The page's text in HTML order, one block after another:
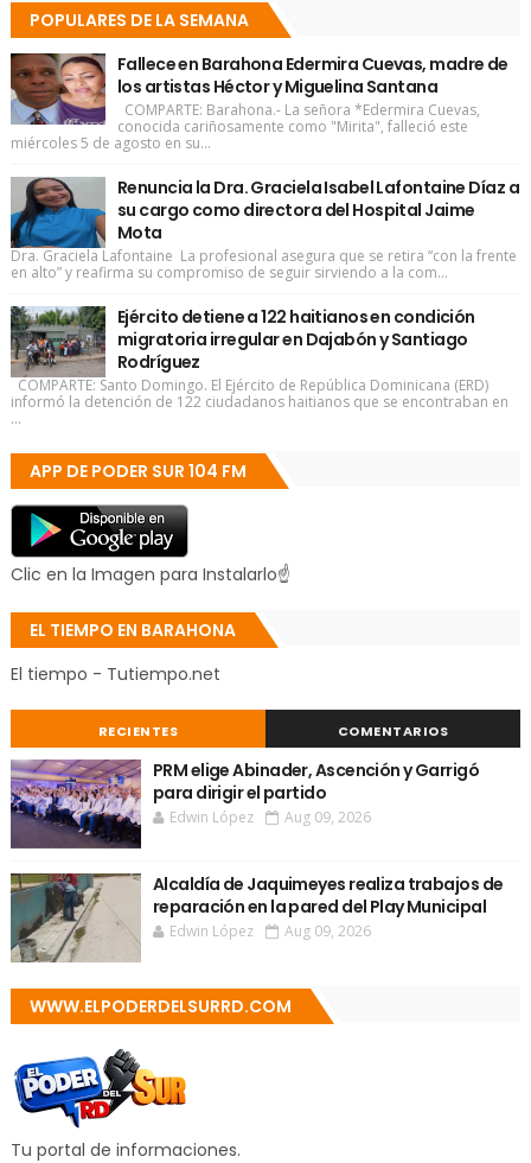
POPULARES DE LA SEMANA
Fallece en Barahona Edermira Cuevas, madre de
los artistas Héctor y Miguelina Santana
COMPARTE: Barahona.- La señora *Edermira Cuevas,
conocida cariñosamente como "Mirita", falleció este
miércoles 5 de agosto en su...
Renuncia la Dra. Graciela Isabel Lafontaine Díaz a
su cargo como directora del Hospital Jaime
Mota
Dra. Graciela Lafontaine La profesional asegura que se retira “con la frente
en alto” y reafirma su compromiso de seguir sirviendo a la com...
Ejército detiene a 122 haitianos en condición
migratoria irregular en Dajabón y Santiago
Rodríguez
COMPARTE: Santo Domingo. El Ejército de República Dominicana (ERD)
informó la detención de 122 ciudadanos haitianos que se encontraban en
...
APP DE PODER SUR 104 FM
Clic en la Imagen para Instalarlo☝
EL TIEMPO EN BARAHONA
El tiempo - Tutiempo.net
RECIENTES COMENTARIOS
PRM elige Abinader, Ascención y Garrigó
para dirigir el partido
Edwin López Aug 09, 2026
Alcaldía de Jaquimeyes realiza trabajos de
reparación en la pared del Play Municipal
Edwin López Aug 09, 2026
WWW.ELPODERDELSURRD.COM
Tu portal de informaciones.